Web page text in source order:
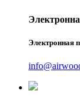
Электронная